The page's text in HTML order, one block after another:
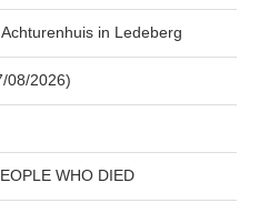
in Ledeberg
08/2026)
WHO DIED